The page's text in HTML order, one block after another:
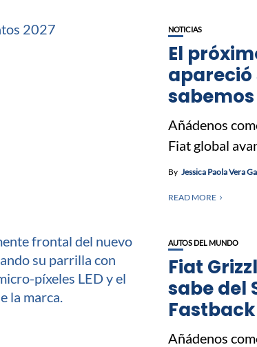
NOTICIAS
El
apareció
sabemos
Añádenos
Fiat global
By Jessica Paola Vera
READ MORE
AUTOS DEL MUNDO
Fiat
sabe del
Fastback
Añádenos